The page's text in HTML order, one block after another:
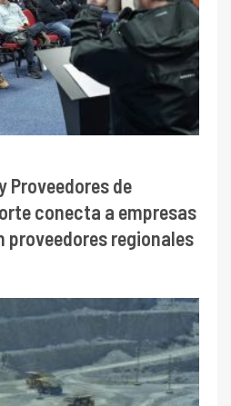
Proveedores de
conecta a empresas
proveedores regionales